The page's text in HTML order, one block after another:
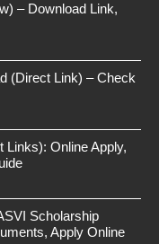
– Download Link,
(Direct Link) – Check
Links): Online Apply,
Scholarship
Apply Online